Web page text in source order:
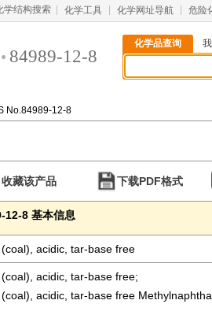
学结构搜索 化学工具 化学网址导航 危险
84989-12-8
化学品查询
No.84989-12-8
收藏该产品 下载PDF格式
12-8 基本信息
acidic, tar-base free
acidic, tar-base free;
acidic, tar-base free